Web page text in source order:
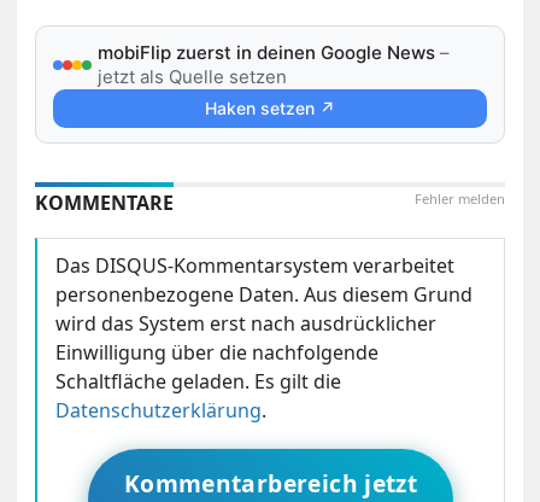
mobiFlip zuerst in deinen Google News –
jetzt als Quelle setzen
Haken setzen ↗
Fehler melden
KOMMENTARE
Das DISQUS-Kommentarsystem verarbeitet
personenbezogene Daten. Aus diesem Grund
wird das System erst nach ausdrücklicher
Einwilligung über die nachfolgende
Schaltfläche geladen. Es gilt die
Datenschutzerklärung.
Kommentarbereich jetzt